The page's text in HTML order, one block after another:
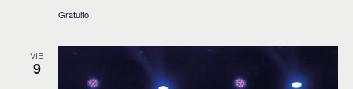
Gratuito
VIE
9